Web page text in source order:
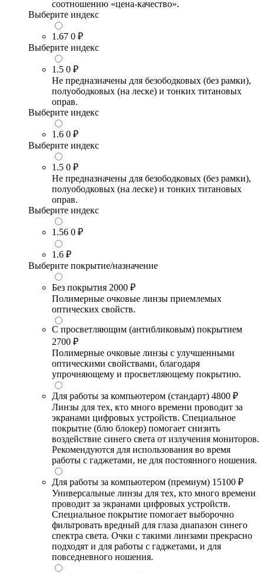
соотношению «цена-качество».
Выберите индекс
1.67 0 ₽
Выберите индекс
1.5 0 ₽
Не предназначены для безободковых (без рамки),
полуободковых (на леске) и тонких титановых
оправ.
Выберите индекс
1.6 0 ₽
Выберите индекс
1.5 0 ₽
Не предназначены для безободковых (без рамки),
полуободковых (на леске) и тонких титановых
оправ.
Выберите индекс
1.56 0 ₽
1.6 ₽
Выберите покрытие/назначение
Без покрытия 2000 ₽
Полимерные очковые линзы приемлемых
оптических свойств.
С просветляющим (антибликовым) покрытием
2700 ₽
Полимерные очковые линзы с улучшенными
оптическими свойствами, благодаря
упрочняющему и просветляющему покрытию.
Для работы за компьютером (стандарт) 4800 ₽
Линзы для тех, кто много времени проводит за
экранами цифровых устройств. Специальное
покрытие (блю блокер) помогает снизить
воздействие синего света от излучения мониторов.
Рекомендуются для использования во время
работы с гаджетами, не для постоянного ношения.
Для работы за компьютером (премиум) 15100 ₽
Универсальные линзы для тех, кто много времени
проводит за экранами цифровых устройств.
Специальное покрытие помогает выборочно
фильтровать вредный для глаза диапазон синего
спектра света. Очки с такими линзами прекрасно
подходят и для работы с гаджетами, и для
повседневного ношения.